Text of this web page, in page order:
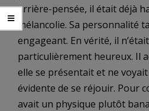
arrière-pensée, il était déjà
mélancolie. Sa personnalité
engageant. En vérité, il
particulièrement heureux. Il
elle se présentait et ne
évidente de se réjouir. Pour
avait un physique plutôt